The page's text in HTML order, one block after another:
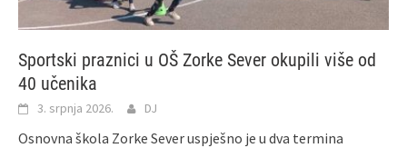
Sportski praznici u OŠ Zorke Sever okupili više od
40 učenika
3. srpnja 2026. DJ
Osnovna škola Zorke Sever uspješno je u dva termina